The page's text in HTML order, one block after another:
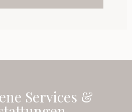
Services &